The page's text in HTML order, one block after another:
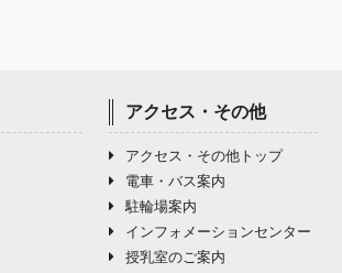
アクセス・その他
アクセス・その他トップ
電車・バス案内
駐輪場案内
インフォメーションセンター
授乳室のご案内